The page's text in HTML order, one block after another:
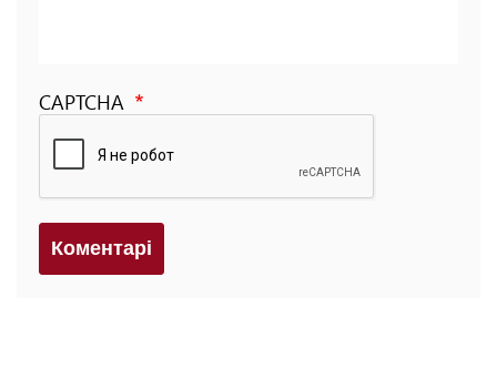
CAPTCHA
Коментарi